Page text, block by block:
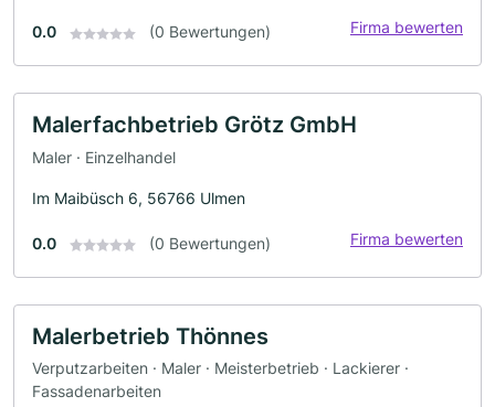
0.0 (0 Bewertungen) Firma bewerten
Malerfachbetrieb Grötz GmbH
Maler · Einzelhandel
Im Maibüsch 6, 56766 Ulmen
0.0 (0 Bewertungen) Firma bewerten
Malerbetrieb Thönnes
Verputzarbeiten · Maler · Meisterbetrieb · Lackierer ·
Fassadenarbeiten